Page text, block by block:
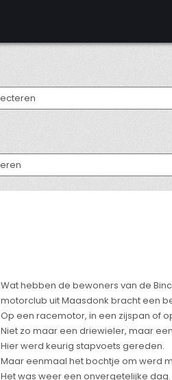
Wat hebben de bewoners van de
motorclub uit Maasdonk bracht een
Op een racemotor, in een zijspan of
Niet zo maar een driewieler, maar
Hier werd keurig stapvoets gereden.
Maar eenmaal het bochtje om werd
Het was weer een onvergetelijke dag.